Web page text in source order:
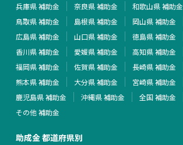
兵庫県 補助金
奈良県 補助金
和歌山県 補助金
鳥取県 補助金
島根県 補助金
岡山県 補助金
広島県 補助金
山口県 補助金
徳島県 補助金
香川県 補助金
愛媛県 補助金
高知県 補助金
福岡県 補助金
佐賀県 補助金
長崎県 補助金
熊本県 補助金
大分県 補助金
宮崎県 補助金
鹿児島県 補助金
沖縄県 補助金
全国 補助金
その他 補助金
助成金 都道府県別